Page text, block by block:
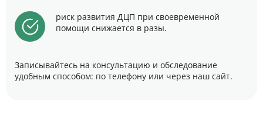
риск развития ДЦП при своевременной
помощи снижается в разы.
Записывайтесь на консультацию и обследование
удобным способом: по телефону или через наш сайт.